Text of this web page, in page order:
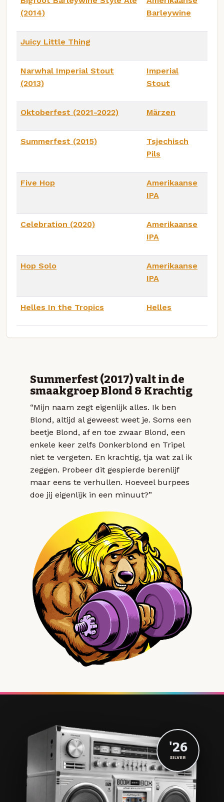
(2014)
Barleywine
Juicy Little Thing
Narwhal Imperial Stout
(2013)
Imperial
Stout
Oktoberfest (2021-2022) Märzen
Summerfest (2015)
Tsjechisch
Pils
Five Hop
Amerikaanse
IPA
Celebration (2020)
Amerikaanse
IPA
Hop Solo
Amerikaanse
IPA
Helles In the Tropics Helles
Summerfest (2017) valt in de
smaakgroep Blond & Krachtig
“Mijn naam zegt eigenlijk alles. Ik ben
Blond, altijd al geweest weet je. Soms een
beetje Blond, af en toe zwaar Blond, een
enkele keer zelfs Donkerblond en Tripel
niet te vergeten. En krachtig, tja wat zal ik
zeggen. Probeer dit gespierde berenlijf
maar eens te verhullen. Hoeveel burpees
doe jij eigenlijk in een minuut?”
'26
SILVER